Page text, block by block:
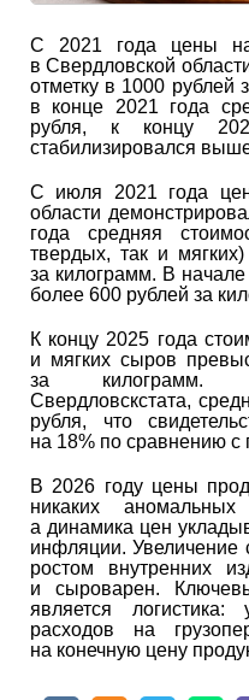
С 2021 года цены
в Свердловской
отметку в 1000 рублей
в конце 2021 года
рубля, к концу
стабилизировался
С июля 2021 года
области
года средняя
твердых, так и
за килограмм. В начале
более 600 рублей за
К концу 2025 года
и мягких сыров
за килограмм.
Свердловскстата,
рубля, что
на 18% по сравнению
В 2026 году цены
никаких
а динамика цен
инфляции. Увеличение
ростом внутренних
и сыроварен.
является
расходов на
на конечную цену